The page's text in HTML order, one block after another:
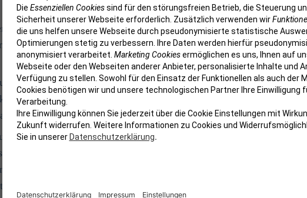
Hund eine Person verletzt und diese daraufhin
oder andere Entschädigungen verlangt, übernimmt die
Gegenstände beschädigen, wie z. B. eine teure Einrichtung
die Versicherung für die Reparatur- oder
läuft unvermittelt auf die Straße und verursacht einen
eines Dritten beschädigt wird. Der Geschädigte kann sein
nutzen und hat dadurch einen wirtschaftlichen Verlust,
Termine verpasst oder Umsatzeinbußen erleidet. In einem